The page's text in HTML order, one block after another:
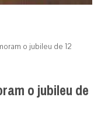
o jubileu de 12
o jubileu de